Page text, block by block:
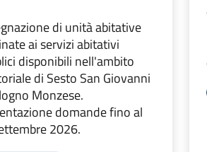
di unità abitative
ai servizi abitativi
disponibili nell'ambito
di Sesto San Giovanni
Monzese.
domande fino al
2026.